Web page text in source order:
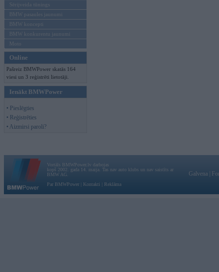
Sērijveida tūnings
BMW pasaules jaunumi
BMW koncepti
BMW konkurentu jaunumi
Moto
Online
Pašreiz BMWPower skatās 164
viesi un 3 reģistrēti lietotāji.
Ienākt BMWPower
• Pieslēgties
• Reģistrēties
• Aizmirsi paroli?
Vortāls BMWPower.lv darbojas
kopš 2002. gada 14. maija. Tas nav auto klubs un nav saistīts ar
BMW AG.
Par BMWPower
Kontakti Reklāma
Galvena